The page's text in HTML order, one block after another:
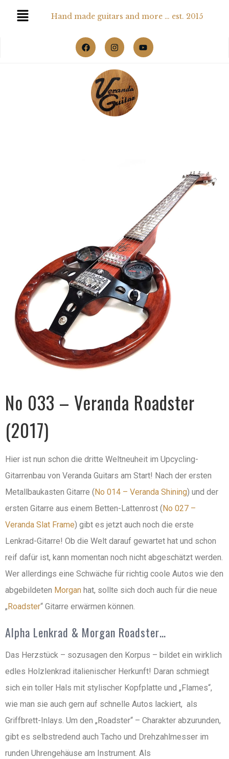
Hand made guitars and more … est. 2015
No 033 – Veranda Roadster
(2017)
Hier ist nun schon die dritte Weltneuheit im Upcycling-
Gitarrenbau von Veranda Guitars am Start! Nach der ersten
Metallbaukasten Gitarre ( No 014 – Veranda Shining) und der
ersten Gitarre aus einem Betten-Lattenrost ( No 027 –
Veranda Slat Frame) gibt es jetzt auch noch die erste
Lenkrad-Gitarre! Ob die Welt darauf gewartet hat und schon
reif dafür ist, kann momentan noch nicht abgeschätzt werden.
Wer allerdings eine Schwäche für richtig coole Autos wie den
abgebildeten Morgan hat, sollte sich doch auch für die neue
„ Roadster“ Gitarre erwärmen können.
Alpha Lenkrad & Morgan Roadster…
Das Herzstück – sozusagen den Korpus – bildet ein wirklich
edles Holzlenkrad italienischer Herkunft! Daran schmiegt
sich ein toller Hals mit stylischer Kopfplatte und „Flames“,
wie man sie auch gern auf schnelle Autos lackiert, als
Griffbrett-Inlays. Um den „Roadster“ – Charakter abzurunden,
gibt es selbstredend auch Tacho und Drehzahlmesser im
runden Uhrengehäuse am Instrument. Als